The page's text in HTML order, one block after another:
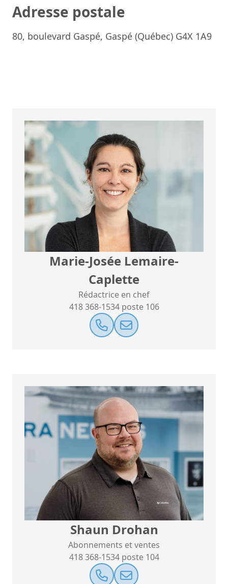
Adresse postale
80, boulevard Gaspé, Gaspé (Québec) G4X 1A9
Marie-Josée Lemaire-
Caplette
Rédactrice en chef
418 368-1534 poste 106
Shaun Drohan
Abonnements et ventes
418 368-1534 poste 104